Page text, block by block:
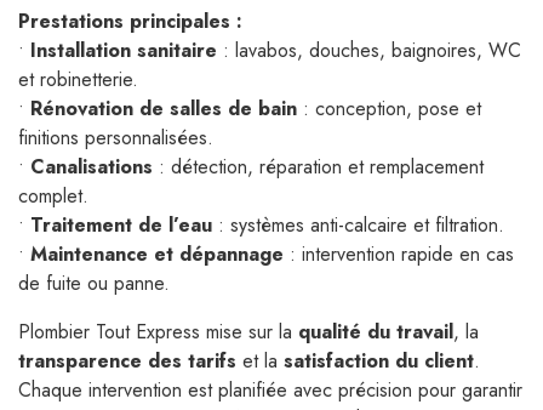
Prestations principales :
• Installation sanitaire : lavabos, douches, baignoires, WC
et robinetterie.
• Rénovation de salles de bain : conception, pose et
finitions personnalisées.
• Canalisations : détection, réparation et remplacement
complet.
• Traitement de l’eau : systèmes anti-calcaire et filtration.
• Maintenance et dépannage : intervention rapide en cas
de fuite ou panne.
Plombier Tout Express mise sur la qualité du travail, la
transparence des tarifs et la satisfaction du client.
Chaque intervention est planifiée avec précision pour garantir